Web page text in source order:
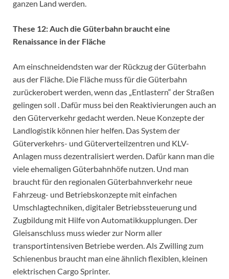
ganzen Land werden.
These 12: Auch die Güterbahn braucht eine
Renaissance in der Fläche
Am einschneidendsten war der Rückzug der Güterbahn
aus der Fläche. Die Fläche muss für die Güterbahn
zurückerobert werden, wenn das „Entlastern“ der Straßen
gelingen soll . Dafür muss bei den Reaktivierungen auch an
den Güterverkehr gedacht werden. Neue Konzepte der
Landlogistik können hier helfen. Das System der
Güterverkehrs- und Güterverteilzentren und KLV-
Anlagen muss dezentralisiert werden. Dafür kann man die
viele ehemaligen Güterbahnhöfe nutzen. Und man
braucht für den regionalen Güterbahnverkehr neue
Fahrzeug- und Betriebskonzepte mit einfachen
Umschlagtechniken, digitaler Betriebssteuerung und
Zugbildung mit Hilfe von Automatikkupplungen. Der
Gleisanschluss muss wieder zur Norm aller
transportintensiven Betriebe werden. Als Zwilling zum
Schienenbus braucht man eine ähnlich flexiblen, kleinen
elektrischen Cargo Sprinter.